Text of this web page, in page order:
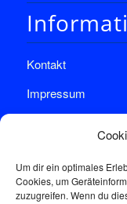
Um dir ein optimales
Cookies, um
zuzugreifen. Wenn du
Kontakt
Impressum